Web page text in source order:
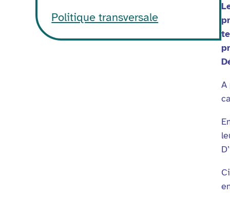
Politique transversale
A